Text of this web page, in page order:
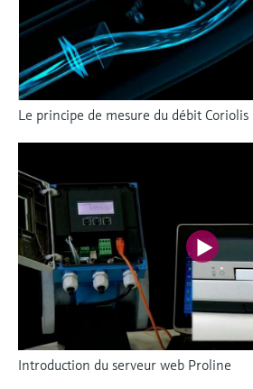
Le principe de mesure du débit Coriolis
Introduction du serveur web Proline